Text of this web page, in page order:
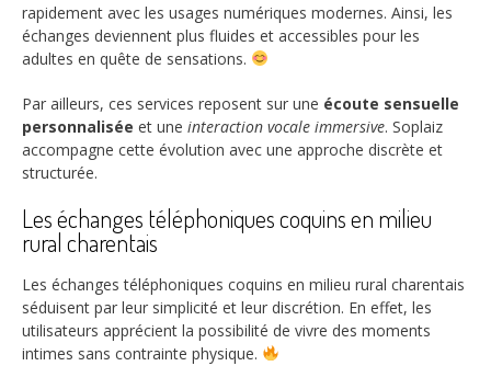
rapidement avec les usages numériques modernes. Ainsi, les
échanges deviennent plus fluides et accessibles pour les
adultes en quête de sensations.
Par ailleurs, ces services reposent sur une écoute sensuelle
personnalisée et une interaction vocale immersive. Soplaiz
accompagne cette évolution avec une approche discrète et
structurée.
Les échanges téléphoniques coquins en milieu
rural charentais
Les échanges téléphoniques coquins en milieu rural charentais
séduisent par leur simplicité et leur discrétion. En effet, les
utilisateurs apprécient la possibilité de vivre des moments
intimes sans contrainte physique.